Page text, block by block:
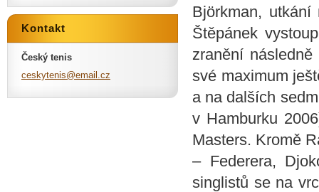
Björkman,
Štěpánek
zranění
své maximum
a na dalších
v Hamburku
Masters. Kromě
– Federera,
singlistů se na
Kontakt
Český tenis
ceskytenis@email .cz